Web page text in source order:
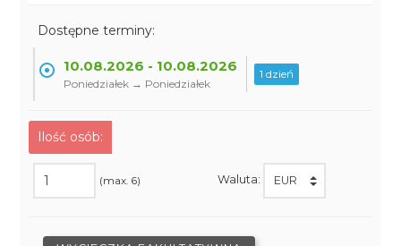
Dostępne terminy:
10.08.2026 - 10.08.2026
Poniedziałek → Poniedziałek
1 dzień
Ilość osób:
(max. 6) Waluta: